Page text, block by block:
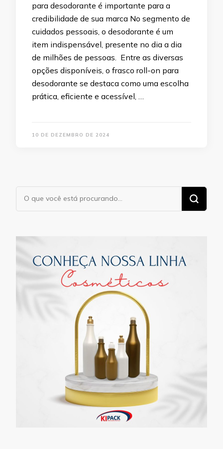
para desodorante é importante para a
credibilidade de sua marca No segmento de
cuidados pessoais, o desodorante é um
item indispensável, presente no dia a dia
de milhões de pessoas. Entre as diversas
opções disponíveis, o frasco roll-on para
desodorante se destaca como uma escolha
prática, eficiente e acessível, …
10 DE DEZEMBRO DE 2024
Procurando
algo?